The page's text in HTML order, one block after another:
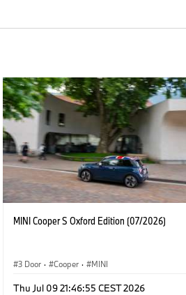
MINI Cooper S Oxford Edition (07/2026)
3 Door · Cooper · MINI
Thu Jul 09 21:46:55 CEST 2026